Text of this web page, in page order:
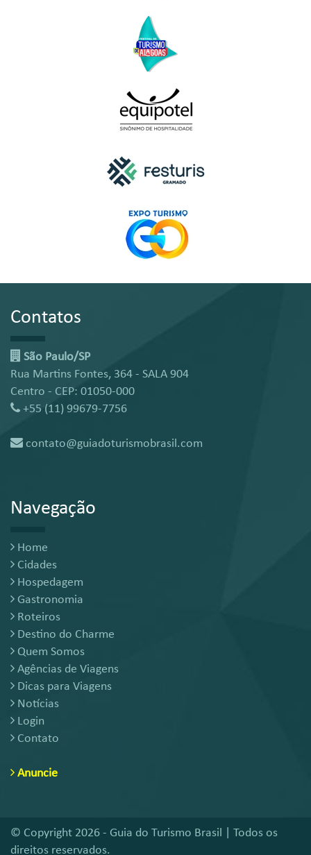
Contatos
São Paulo/SP
Rua Martins Fontes, 364 - SALA 904
Centro - CEP: 01050-000
+55 (11) 99679-7756
contato@guiadoturismobrasil.com
Navegação
Home
Cidades
Hospedagem
Gastronomia
Roteiros
Destino do Charme
Quem Somos
Agências de Viagens
Dicas para Viagens
Notícias
Login
Contato
Anuncie
© Copyright 2026 - Guia do Turismo Brasil | Todos os
direitos reservados.